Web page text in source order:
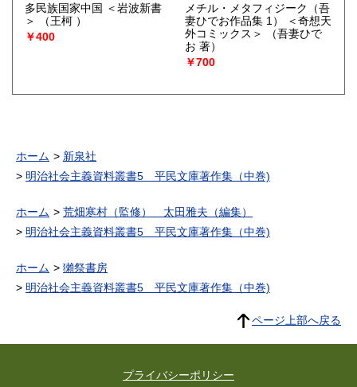
多民族国家中国 ＜岩波新書
＞
（王柯 ）
￥400
メチル・メタフィジーク（吾
妻ひでお作品集 1） ＜奇想天
外コミックス＞
（吾妻ひで
お 著）
￥700
ホーム
新泉社
明治社会主義資料叢書5 平民文庫著作集（中巻)
ホーム
荒畑寒村（監修） 太田雅夫（編集）
明治社会主義資料叢書5 平民文庫著作集（中巻)
ホーム
獺祭書房
明治社会主義資料叢書5 平民文庫著作集（中巻)
ページ上部へ戻る
プライバシーポリシー